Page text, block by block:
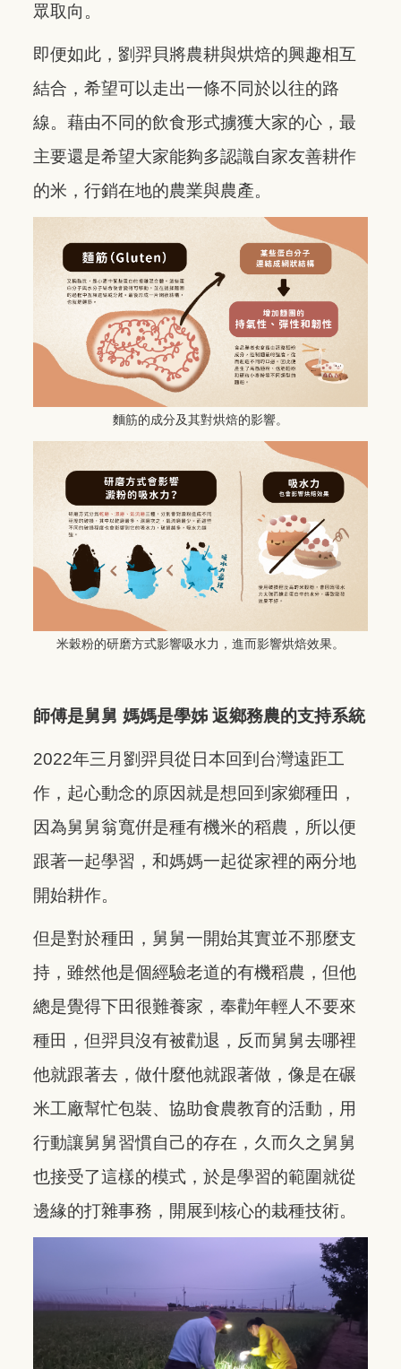
眾取向。
即便如此，劉羿貝將農耕與烘焙的興趣相互
結合，希望可以走出一條不同於以往的路
線。藉由不同的飲食形式擄獲大家的心，最
主要還是希望大家能夠多認識自家友善耕作
的米，行銷在地的農業與農產。
麵筋的成分及其對烘焙的影響。
米穀粉的研磨方式影響吸水力，進而影響烘焙效果。
師傅是舅舅 媽媽是學姊 返鄉務農的支持系統
2022年三月劉羿貝從日本回到台灣遠距工
作，起心動念的原因就是想回到家鄉種田，
因為舅舅翁寬倂是種有機米的稻農，所以便
跟著一起學習，和媽媽一起從家裡的兩分地
開始耕作。
但是對於種田，舅舅一開始其實並不那麼支
持，雖然他是個經驗老道的有機稻農，但他
總是覺得下田很難養家，奉勸年輕人不要來
種田，但羿貝沒有被勸退，反而舅舅去哪裡
他就跟著去，做什麼他就跟著做，像是在碾
米工廠幫忙包裝、協助食農教育的活動，用
行動讓舅舅習慣自己的存在，久而久之舅舅
也接受了這樣的模式，於是學習的範圍就從
邊緣的打雜事務，開展到核心的栽種技術。